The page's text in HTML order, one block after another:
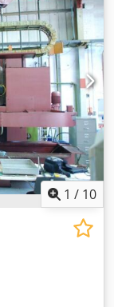
1 / 10